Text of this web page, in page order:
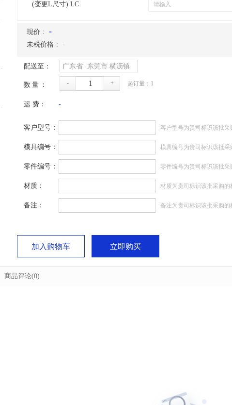
(变更L尺寸) LC
现价 ： -
未税价格 ： -
配送至： 广东省 东莞市 横沥镇
数量： - + 起订量： 1
运 费： -
客户型号： 客户型号为贵司标识该批采
模具编号： 模具编号为贵司标识该批采
零件编号： 零件编号为贵司标识该批采
材质： 材质为贵司标识该批采购的
备注： 备注为贵司标识该批采购的
加入购物车 立即购买
商品评论(0)